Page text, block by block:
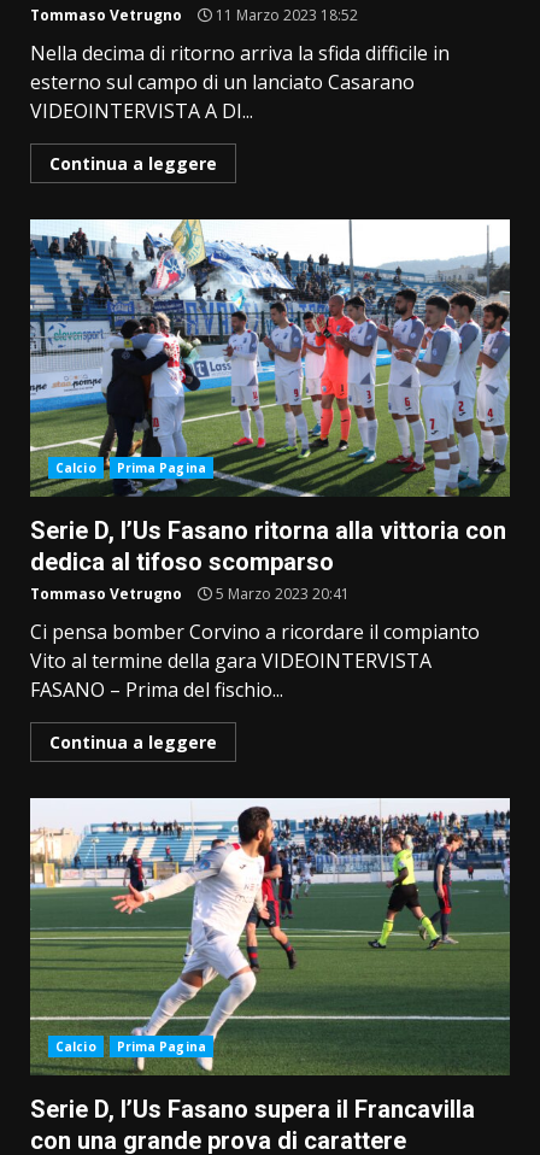
Tommaso Vetrugno 11 Marzo 2023 18:52
Nella decima di ritorno arriva la sfida difficile in
esterno sul campo di un lanciato Casarano
VIDEOINTERVISTA A DI...
Continua a leggere
Calcio Prima Pagina
Serie D, l’Us Fasano ritorna alla vittoria con
dedica al tifoso scomparso
Tommaso Vetrugno 5 Marzo 2023 20:41
Ci pensa bomber Corvino a ricordare il compianto
Vito al termine della gara VIDEOINTERVISTA
FASANO – Prima del fischio...
Continua a leggere
Calcio Prima Pagina
Serie D, l’Us Fasano supera il Francavilla
con una grande prova di carattere